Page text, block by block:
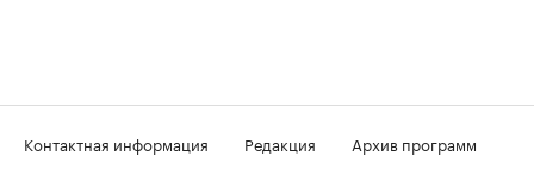
Контактная информация Редакция
Архив программ